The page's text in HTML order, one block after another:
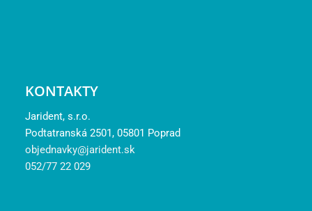
KONTAKTY
Jarident, s.r.o.
Podtatranská 2501, 05801 Poprad
objednavky@jarident.sk
052/77 22 029